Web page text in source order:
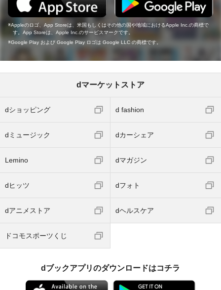
Appleのロゴ、App Storeは、米国もしくはその他の国や地域におけるApple Inc.の商標で
す。App Storeは、Apple Inc.のサービスマークです。
Google Play および Google Play ロゴは Google LLC の商標です。
dマーケットストア
dショッピング d fashion
dミュージック dカーシェア
Lemino dマガジン
dヒッツ dフォト
dアニメストア dヘルスケア
ドコモスポーツくじ
dブックアプリのダウンロードはコチラ